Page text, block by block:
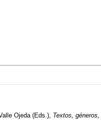
Ojeda (Eds.), Textos,